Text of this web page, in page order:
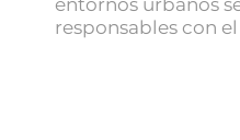
responsables con